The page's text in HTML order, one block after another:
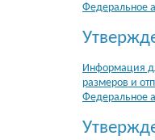
Федеральное
Информация
размеров и
Федеральное